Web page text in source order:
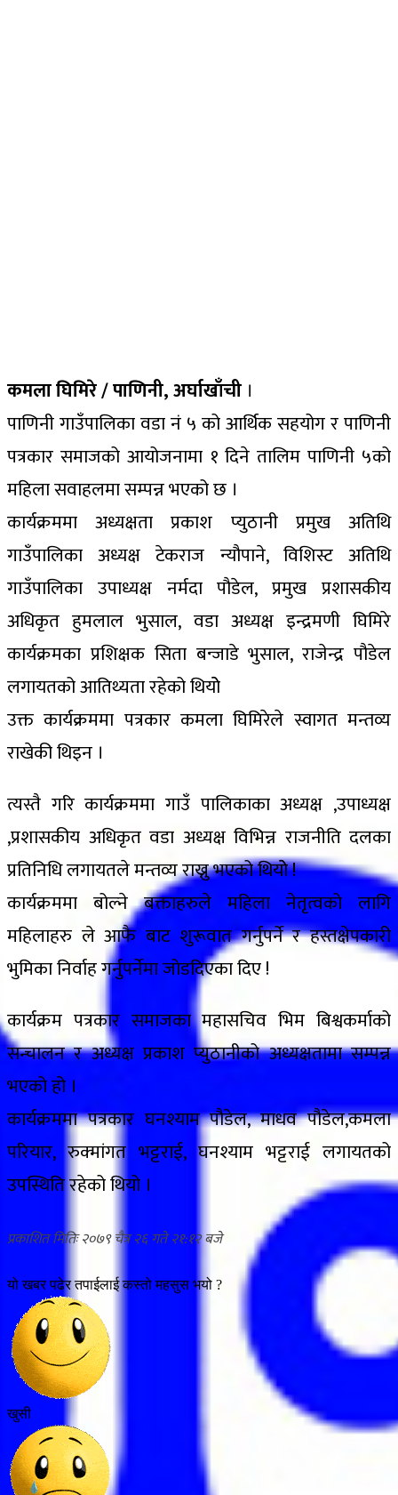
कमला घिमिरे / पाणिनी, अर्घाखाँची ।
पाणिनी गाउँपालिका वडा नं ५ को आर्थिक सहयोग र पाणिनी
पत्रकार समाजको आयोजनामा १ दिने तालिम पाणिनी ५को
महिला सवाहलमा सम्पन्न भएको छ ।
कार्यक्रममा अध्यक्षता प्रकाश प्युठानी प्रमुख अतिथि
गाउँपालिका अध्यक्ष टेकराज न्यौपाने, विशिस्ट अतिथि
गाउँपालिका उपाध्यक्ष नर्मदा पौडेल, प्रमुख प्रशासकीय
अधिकृत हुमलाल भुसाल, वडा अध्यक्ष इन्द्रमणी घिमिरे
कार्यक्रमका प्रशिक्षक सिता बन्जाडे भुसाल, राजेन्द्र पौडेल
लगायतको आतिथ्यता रहेको थियोे
उक्त कार्यक्रममा पत्रकार कमला घिमिरेले स्वागत मन्तव्य
राखेकी थिइन ।
त्यस्तै गरि कार्यक्रममा गाउँ पालिकाका अध्यक्ष ,उपाध्यक्ष
,प्रशासकीय अधिकृत वडा अध्यक्ष विभिन्न राजनीति दलका
प्रतिनिधि लगायतले मन्तव्य राख्नु भएको थियोे !
कार्यक्रममा बोल्ने बक्ताहरुले महिला नेतृत्वको लागि
महिलाहरु ले आफै बाट शुरूवात गर्नुपर्ने र हस्तक्षेपकारी
भुमिका निर्वाह गर्नुपर्नेमा जोडदिएका दिए !
कार्यक्रम पत्रकार समाजका महासचिव भिम बिश्वकर्माको
सन्चालन र अध्यक्ष प्रकाश प्युठानीको अध्यक्षतामा सम्पन्न
भएको हो ।
कार्यक्रममा पत्रकार घनश्याम पौडेल, माधव पौडेल,कमला
परियार, रुक्मांगत भट्टराई, घनश्याम भट्टराई लगायतको
उपस्थिति रहेको थियो ।
२०७९ चैत्र २६ गते २१:१२
यो खबर पढेर तपाईलाई कस्तो महसुस भयो ?
खुसी